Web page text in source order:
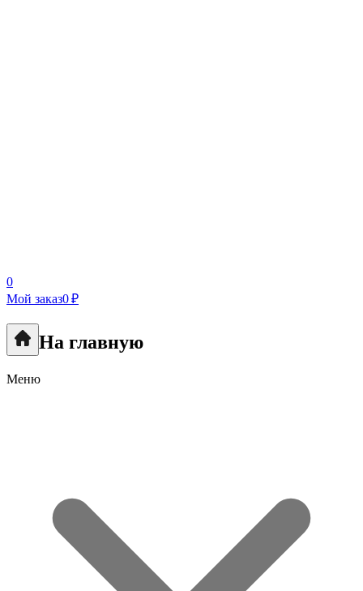
0
Мой заказ0 ₽
На главную
Меню